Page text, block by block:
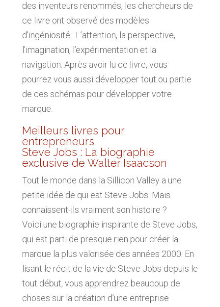
des inventeurs renommés, les chercheurs de
ce livre ont observé des modèles
d’ingéniosité : L’attention, la perspective,
l’imagination, l’expérimentation et la
navigation. Après avoir lu ce livre, vous
pourrez vous aussi développer tout ou partie
de ces schémas pour développer votre
marque.
Meilleurs livres pour
entrepreneurs
Steve Jobs : La biographie
exclusive de Walter Isaacson
Tout le monde dans la Sillicon Valley a une
petite idée de qui est Steve Jobs. Mais
connaissent-ils vraiment son histoire ?
Voici une biographie inspirante de Steve Jobs,
qui est parti de presque rien pour créer la
marque la plus valorisée des années 2000. En
lisant le récit de la vie de Steve Jobs depuis le
tout début, vous apprendrez beaucoup de
choses sur la création d’une entreprise